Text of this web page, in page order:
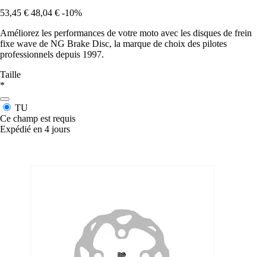
53,45 € 48,04 € -10%
Améliorez les performances de votre moto avec les disques de frein
fixe wave de NG Brake Disc, la marque de choix des pilotes
professionnels depuis 1997.
Taille
*
TU
Ce champ est requis
Expédié en 4 jours